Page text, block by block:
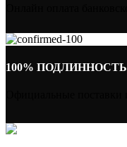
100% ПОДЛИННОСТЬ